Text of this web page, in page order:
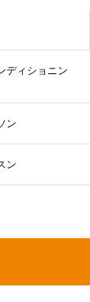
ディショニン
ン
ン